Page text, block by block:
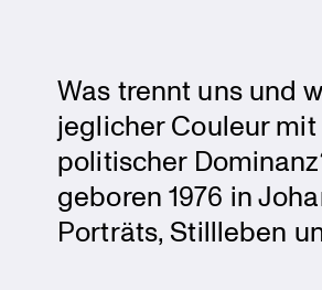
Was trennt uns und
jeglicher Couleur
politi­scher
geboren 1976 in
Porträts, Still­leben